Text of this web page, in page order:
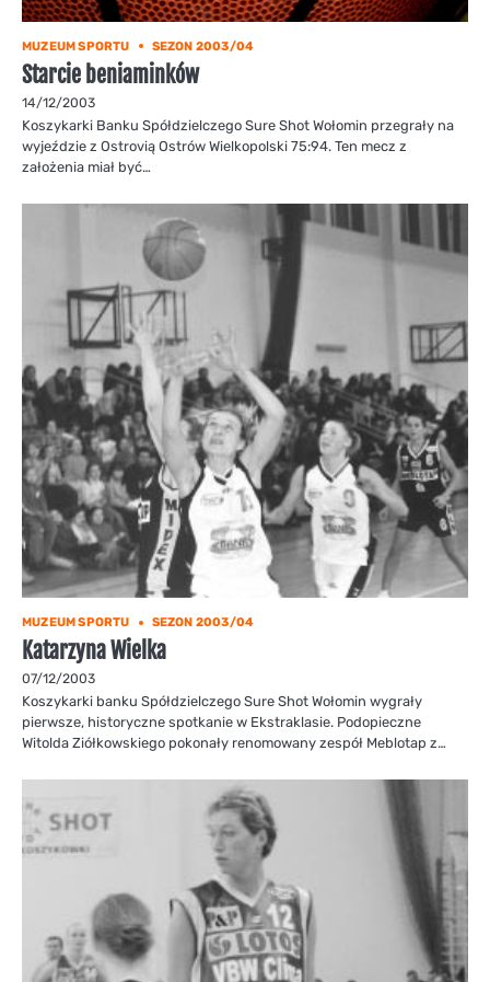
MUZEUM SPORTU SEZON 2003/04
Starcie beniaminków
14/12/2003
Koszykarki Banku Spółdzielczego Sure Shot Wołomin przegrały na
wyjeździe z Ostrovią Ostrów Wielkopolski 75:94. Ten mecz z
założenia miał być…
MUZEUM SPORTU SEZON 2003/04
Katarzyna Wielka
07/12/2003
Koszykarki banku Spółdzielczego Sure Shot Wołomin wygrały
pierwsze, historyczne spotkanie w Ekstraklasie. Podopieczne
Witolda Ziółkowskiego pokonały renomowany zespół Meblotap z…